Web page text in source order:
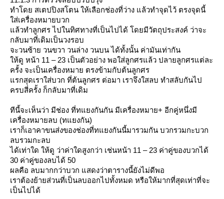
ทำโดย สเตปปิงสโตน ให้เลือกช่องที่ว่าง แล้วทำจุดไว้ ตรงจุดนี้
ส่เครื่องหมายบวก
ล้วทำลูกศร ไปในทิศทางที่เป็นไปได้ โดยมีวัตถุประสงค์ ว่าจะ
กลับมาที่เดิมเป็นวงรอบ
จะวนซ้าย วนขวา วนล่าง วนบน ได้ทั้งนั้น ค่ามันเท่ากัน
ห้ดู หน้า 11 – 23 เป็นตัวอย่าง พอใส่ลูกศรแล้ว ปลายลูกศรแต่ละ
ครั้ง จะเป็นเครื่องหมาย ตรงข้ามกับต้นลูกศร
รกสุดเราใส่บวก ที่ต้นลูกศร ต่อมา เราจึงใสลบ ทำสลับกันไป
ครบสี่ครั้ง ก็กลับมาที่เดิม
ทีนี้จะเห็นว่า มีช่อง ที่ทแยงกันกัน มีเครื่องหมาย+ อีกคู่หนึ่งมี
เครื่องหมายลบ (ทแยงกัน)
เราก็เอาคาขนส่งของช่องที่ทแยงกันนี้มารวมกัน บวกรวมกะบวก
ลบรวมกะลบ
ได้เท่าใด ให้ดู ว่าค่าใดสูงกว่า เช่นหน้า 11 – 23 ค่าคู่ของบวกได้
30 ค่าคู่ของลบได้ 50
ผลคือ ลบมากกว่าบวก แสดงว่าตารางนี้ยังไม่ดีพอ
เราต้องย้ายส่วนที่เป็นลบออกไปทั้งหมด หรือให้มากที่สุดเท่าที่จะ
เป็นไปได้